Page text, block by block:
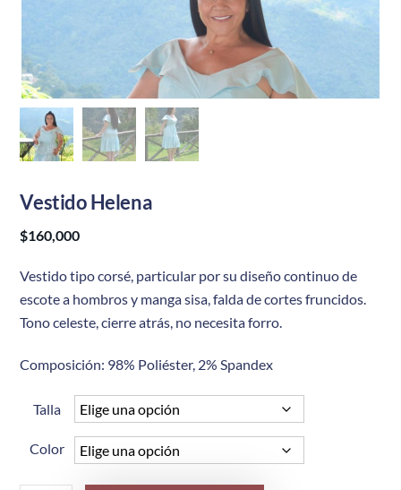
Vestido Helena
$160,000
Vestido tipo corsé, particular por su diseño continuo de
escote a hombros y manga sisa, falda de cortes fruncidos.
Tono celeste, cierre atrás, no necesita forro.
Composición: 98% Poliéster, 2% Spandex
Talla
Color